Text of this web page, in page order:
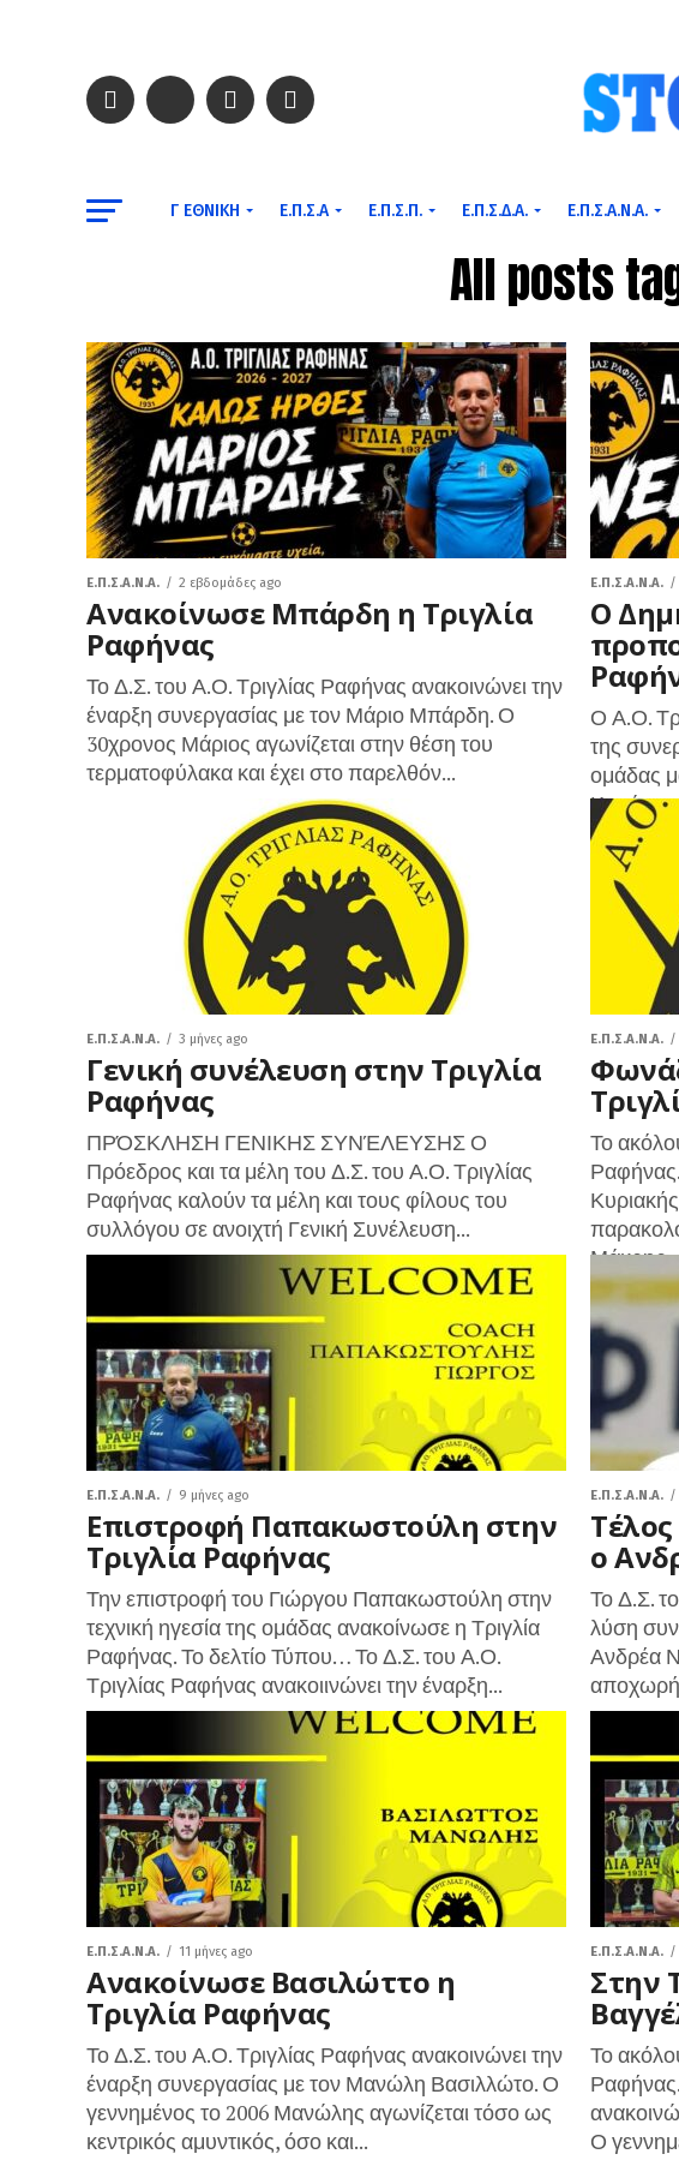
Γ ΕΘΝΙΚΉ Ε.Π.Σ.Α Ε.Π.Σ.Π. Ε.Π.Σ.Δ.Α. Ε.Π.Σ.Α.Ν.Α.
All posts
Ε.Π.Σ.Α.Ν.Α. 2 εβδομάδες ago
Ανακοίνωσε Μπάρδη η Τριγλία
Ραφήνας
Το Δ.Σ. του Α.Ο. Τριγλίας Ραφήνας ανακοινώνει την
έναρξη συνεργασίας με τον Μάριο Μπάρδη. Ο
30χρονος Μάριος αγωνίζεται στην θέση του
τερματοφύλακα και έχει στο παρελθόν...
Ε.Π.Σ.Α.Ν.Α.
Ο
Ο Α.Ο.
της
ομάδας
Ε.Π.Σ.Α.Ν.Α. 3 μήνες ago
Γενική συνέλευση στην Τριγλία
Ραφήνας
ΠΡΌΣΚΛΗΣΗ ΓΕΝΙΚΗΣ ΣΥΝΈΛΕΥΣΗΣ Ο
Πρόεδρος και τα μέλη του Δ.Σ. του Α.Ο. Τριγλίας
Ραφήνας καλούν τα μέλη και τους φίλους του
συλλόγου σε ανοιχτή Γενική Συνέλευση...
Ε.Π.Σ.Α.Ν.Α.
Το
Μάκρης...
Ε.Π.Σ.Α.Ν.Α. 9 μήνες ago
Επιστροφή Παπακωστούλη στην
Τριγλία Ραφήνας
Την επιστροφή του Γιώργου Παπακωστούλη στην
τεχνική ηγεσία της ομάδας ανακοίνωσε η Τριγλία
Ραφήνας. Το δελτίο Τύπου… Το Δ.Σ. του Α.Ο.
Τριγλίας Ραφήνας ανακοιινώνει την έναρξη...
Ε.Π.Σ.Α.Ν.Α.
ο
Το Δ.Σ.
λύση
Ανδρέα
Ε.Π.Σ.Α.Ν.Α. 11 μήνες ago
Ανακοίνωσε Βασιλώττο η
Τριγλία Ραφήνας
Το Δ.Σ. του Α.Ο. Τριγλίας Ραφήνας ανακοινώνει την
έναρξη συνεργασίας με τον Μανώλη Βασιλλώτο. Ο
γεννημένος το 2006 Μανώλης αγωνίζεται τόσο ως
κεντρικός αμυντικός, όσο και...
Ε.Π.Σ.Α.Ν.Α.
Στην
Το
Ο